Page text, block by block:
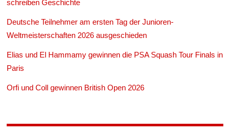
schreiben Geschichte
Deutsche Teilnehmer am ersten Tag der Junioren-
Weltmeisterschaften 2026 ausgeschieden
Elias und El Hammamy gewinnen die PSA Squash Tour Finals in
Paris
Orfi und Coll gewinnen British Open 2026